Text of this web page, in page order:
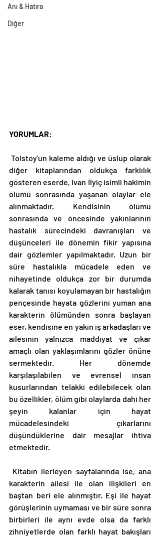
Anı & Hatıra
Diğer
YORUMLAR:
diğer kitaplarından oldukça farklılık
gösteren eserde, Ivan İlyiç isimli hakimin
ölümü sonrasında yaşanan olaylar ele
alınmaktadır. Kendisinin ölümü
sonrasında ve öncesinde yakınlarının
hastalık sürecindeki davranışları ve
düşünceleri ile dönemin fikir yapısına
dair gözlemler yapılmaktadır. Uzun bir
süre hastalıkla mücadele eden ve
nihayetinde oldukça zor bir durumda
kalarak tanısı koyulamayan bir hastalığın
pençesinde hayata gözlerini yuman ana
karakterin ölümünden sonra başlayan
eser, kendisine en yakın iş arkadaşları ve
ailesinin yalnızca maddiyat ve çıkar
amaçlı olan yaklaşımlarını gözler önüne
sermektedir. Her dönemde
karşılaşılabilen ve evrensel insan
kusurlarından telakki edilebilecek olan
bu özellikler, ölüm gibi olaylarda dahi her
şeyin kalanlar için hayat
mücadelesindeki çıkarlarını
düşündüklerine dair mesajlar ihtiva
etmektedir.
karakterin ailesi ile olan ilişkileri en
baştan beri ele alınmıştır. Eşi ile hayat
görüşlerinin uymaması ve bir süre sonra
birbirleri ile aynı evde olsa da farklı
zihniyetlerde olan farklı hayat bakışları